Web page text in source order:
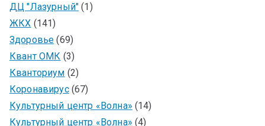
ДЦ "Лазурный" (1)
ЖКХ (141)
Здоровье (69)
Квант ОМК (3)
Кванториум (2)
Коронавирус(67)
Культурный центр «Волна» (14)
Культурный центр «Волна» (4)